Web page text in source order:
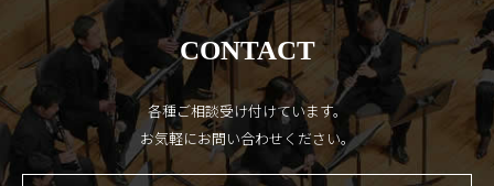
CONTACT
各種ご相談受け付けています。
お気軽にお問い合わせください。